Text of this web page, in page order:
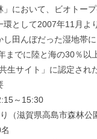
において、ビオトープ
として2007年11月
し田んぼだった湿地
までに陸と海の30％
生サイト」に認定さ
～15:30
滋賀県高島市森林公